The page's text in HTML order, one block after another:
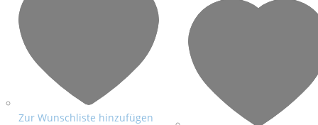
Zur Wunschliste hinzufügen